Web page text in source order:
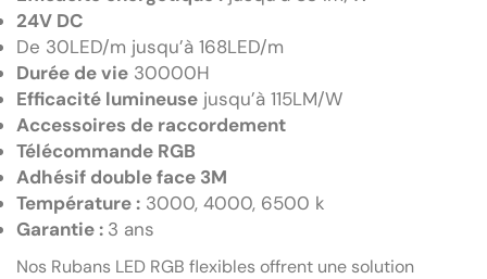
24V DC
De 30LED/m jusqu’à 168LED/m
Durée de vie 30000H
Efficacité lumineuse jusqu’à 115LM/W
Accessoires de raccordement
Télécommande RGB
Adhésif double face 3M
Température : 3000, 4000, 6500 k
Garantie : 3 ans
Nos Rubans LED RGB flexibles offrent une solution